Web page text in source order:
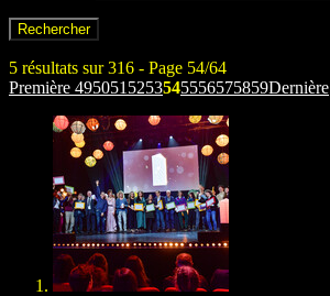
5 résultats sur 316 - Page 54/64
Première 495051 5253545556575859Dernière